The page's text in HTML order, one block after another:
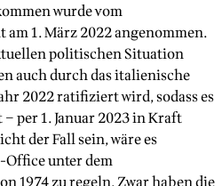
wurde vom
1. März 2022 angenommen.
politischen Situation
auch durch das italienische
2022 ratifiziert wird, sodass es
per 1. Januar 2023 in Kraft
der Fall sein, wäre es
Office unter dem